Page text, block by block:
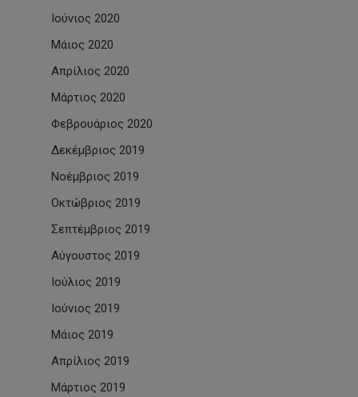
Ιούνιος 2020
Μάιος 2020
Απρίλιος 2020
Μάρτιος 2020
Φεβρουάριος 2020
Δεκέμβριος 2019
Νοέμβριος 2019
Οκτώβριος 2019
Σεπτέμβριος 2019
Αύγουστος 2019
Ιούλιος 2019
Ιούνιος 2019
Μάιος 2019
Απρίλιος 2019
Μάρτιος 2019